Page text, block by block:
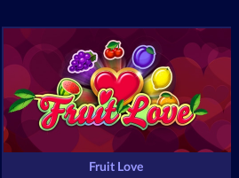
Fruit Love